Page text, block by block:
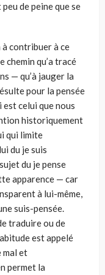
de peine que se
à contribuer à ce
chemin qu’a tracé
— qu’à jauger la
pour la pensée
est celui que nous
historiquement
qui limite
du je suis
du je pense
apparence — car
à lui-même,
suis-pensée.
traduire ou de
est appelé
mal et
permet la